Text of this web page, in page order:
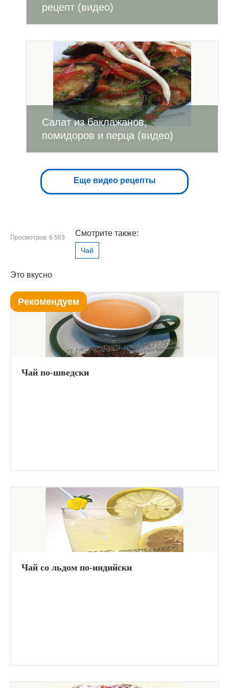
рецепт (видео)
Салат из баклажанов,
помидоров и перца (видео)
Еще видео рецепты
Просмотров: 6 563 Смотрите также:
Чай
Это вкусно
Рекомендуем
Чай по-шведски
Чай со льдом по-индийски